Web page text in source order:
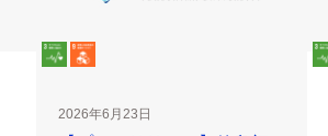
2026年6月23日